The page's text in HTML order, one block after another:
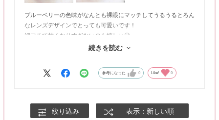
ブルーベリーの色味がなんとも裸眼にマッチしてうるうるとろん
なレンズデザインでとっても可愛いです！
細フチで甘くなりすぎないのも嬉しい◎
発色はグレーも感じるような、パープル過ぎないので少し雰囲気
続きを読む
参考になった 0 Like! 0
絞り込み 表示：新しい順